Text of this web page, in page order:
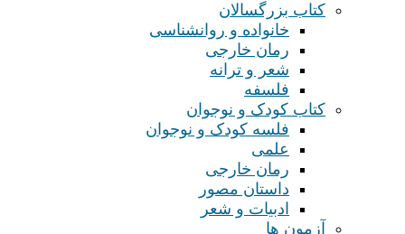
کتاب بزرگسالان
خانواده و روانشناسی
رمان خارجی
شعر و ترانه
فلسفه
کتاب کودک و نوجوان
فلسه کودک و نوجوان
علمی
رمان خارجی
داستان مصور
ادبیات و شعر
آزمون ها